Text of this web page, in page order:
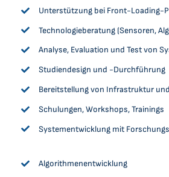
Unterstützung bei Front-Loading-
Technologieberatung (Sensoren,
Analyse, Evaluation und Test von
Studiendesign und -Durchführung
Bereitstellung von Infrastruktur
Schulungen, Workshops, Trainings
Systementwicklung mit
Algorithmenentwicklung